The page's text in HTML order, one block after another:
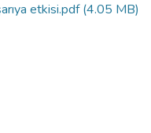
etkisi.pdf(4.05 MB)